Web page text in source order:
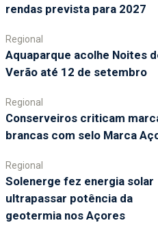
rendas prevista para 2027
Regional
Aquaparque acolhe Noites
Verão até 12 de setembro
Regional
Conserveiros criticam
brancas com selo Marca
Regional
Solenerge fez energia solar
ultrapassar potência da
geotermia nos Açores